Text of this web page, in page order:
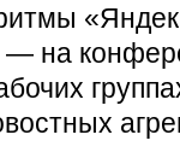
— на